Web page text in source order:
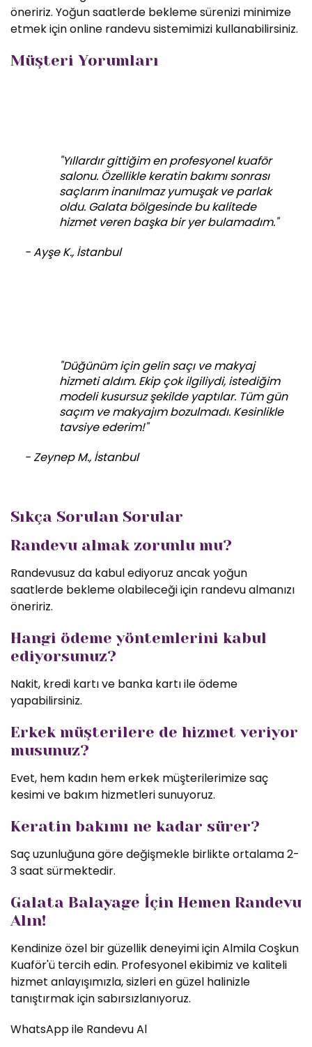
öneririz. Yoğun saatlerde bekleme sürenizi minimize
etmek için online randevu sistemimizi kullanabilirsiniz.
Müşteri Yorumları
"Yıllardır gittiğim en profesyonel kuaför
salonu. Özellikle keratin bakımı sonrası
saçlarım inanılmaz yumuşak ve parlak
oldu. Galata bölgesinde bu kalitede
hizmet veren başka bir yer bulamadım."
- Ayşe K., İstanbul
"Düğünüm için gelin saçı ve makyaj
hizmeti aldım. Ekip çok ilgiliydi, istediğim
modeli kusursuz şekilde yaptılar. Tüm gün
saçım ve makyajım bozulmadı. Kesinlikle
tavsiye ederim!"
- Zeynep M., İstanbul
Sıkça Sorulan Sorular
Randevu almak zorunlu mu?
Randevusuz da kabul ediyoruz ancak yoğun
saatlerde bekleme olabileceği için randevu almanızı
öneririz.
Hangi ödeme yöntemlerini kabul
ediyorsunuz?
Nakit, kredi kartı ve banka kartı ile ödeme
yapabilirsiniz.
Erkek müşterilere de hizmet veriyor
musunuz?
Evet, hem kadın hem erkek müşterilerimize saç
kesimi ve bakım hizmetleri sunuyoruz.
Keratin bakımı ne kadar sürer?
Saç uzunluğuna göre değişmekle birlikte ortalama 2-
3 saat sürmektedir.
Galata Balayage İçin Hemen Randevu
Alın!
Kendinize özel bir güzellik deneyimi için Almila Coşkun
Kuaför'ü tercih edin. Profesyonel ekibimiz ve kaliteli
hizmet anlayışımızla, sizleri en güzel halinizle
tanıştırmak için sabırsızlanıyoruz.
WhatsApp ile Randevu Al